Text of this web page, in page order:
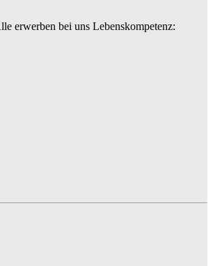
erwerben bei uns Lebenskompetenz: